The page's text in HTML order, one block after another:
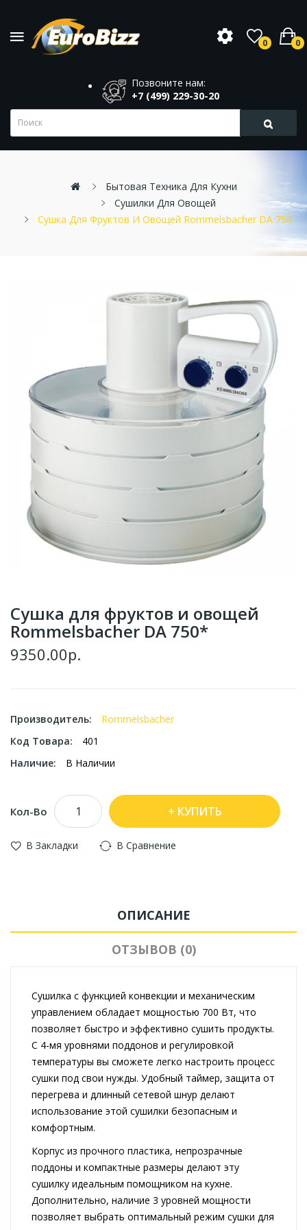
0 0
Позвоните нам:
+7 (499) 229-30-20
Бытовая Техника Для Кухни
Сушилки Для Овощей
Сушка Для Фруктов И Овощей Rommelsbacher DA 750
Сушка для фруктов и овощей
Rommelsbacher DA 750*
9350.00р.
Производитель:
Rommelsbacher
Код Товара:
401
Наличие:
В Наличии
Кол-Во КУПИТЬ
В Закладки В Сравнение
ОПИСАНИЕ
ОТЗЫВОВ (0)
Сушилка с функцией конвекции и механическим
управлением обладает мощностью 700 Вт, что
позволяет быстро и эффективно сушить продукты.
С 4-мя уровнями поддонов и регулировкой
температуры вы сможете легко настроить процесс
сушки под свои нужды. Удобный таймер, защита от
перегрева и длинный сетевой шнур делают
использование этой сушилки безопасным и
комфортным.
Корпус из прочного пластика, непрозрачные
поддоны и компактные размеры делают эту
сушилку идеальным помощником на кухне.
Дополнительно, наличие 3 уровней мощности
позволяет выбрать оптимальный режим сушки для